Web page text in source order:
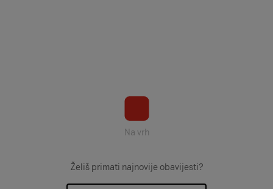
Na vrh
Želiš primati najnovije obavijesti?